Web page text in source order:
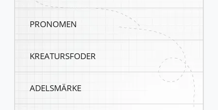
PRONOMEN
KREATURSFODER
ADELSMÄRKE